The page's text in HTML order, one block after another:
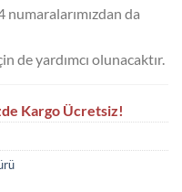
da
de yardımcı olunacaktır.
Kargo Ücretsiz!